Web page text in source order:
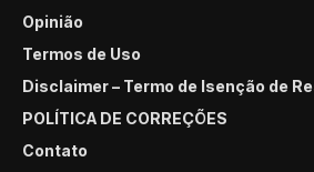
Opinião
Termos de Uso
Disclaimer – Termo de Isenção de
POLÍTICA DE CORREÇÕES
Contato